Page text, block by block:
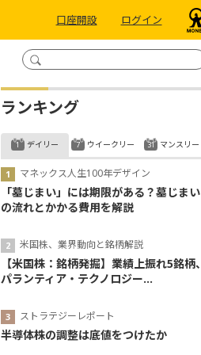
口座開設 ログイン
ランキング
デイリー
マネックス人生100年デザイン
「墓じまい」には期限がある？墓じまい
の流れとかかる費用を解説
米国株、業界動向と銘柄解説
【米国株：銘柄発掘】業績上振れ5銘柄、
パランティア・テクノロジー...
ストラテジーレポート
半導体株の調整は底値をつけたか
ウイークリー マンスリー